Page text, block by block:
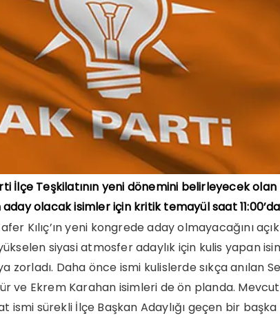
İlçe Teşkilatının yeni dönemini belirleyecek
aday olacak isimler için kritik temayül saat
Kılıç’ın yeni kongrede aday olmayacağını
siyasi atmosfer adaylık için kulis yapan
zorladı. Daha önce ismi kulislerde sıkça anılan
ve Ekrem Karahan isimleri de ön planda.
ismi sürekli İlçe Başkan Adaylığı geçen bir başka